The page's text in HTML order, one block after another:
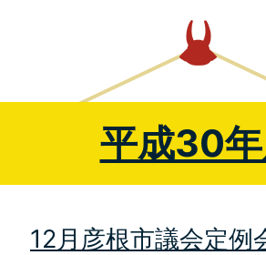
平成30
12月彦根市議会定例